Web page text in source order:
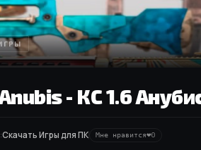
- КС 1.6
Скачать Игры для ПК Мне нравится❤0